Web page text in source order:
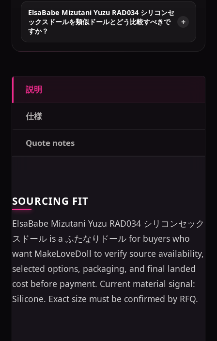
ElsaBabe Mizutani Yuzu RAD034 シリコンセ
ックスドールを類似ドールとどう比較すべきで
すか？
説明
仕様
Quote notes
SOURCING FIT
ElsaBabe Mizutani Yuzu RAD034 シリコンセック
スドール is a ふたなりドール for buyers who
want MakeLoveDoll to verify source availability,
selected options, packaging, and final landed
cost before payment. Current material signal:
Silicone. Exact size must be confirmed by RFQ.